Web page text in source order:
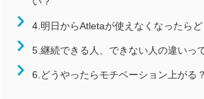
九州/沖縄
4.明日からAtletaが使えなくなったらど
5.継続できる人、できない人の違いっ
6.どうやったらモチベーション上がる？